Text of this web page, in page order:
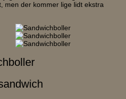
men der kommer lige lidt ekstra